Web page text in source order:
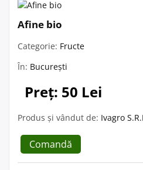
Afine bio
Categorie: Fructe
În: București
Preț: 50 Lei
Produs și vândut de: Ivagro
Comandă